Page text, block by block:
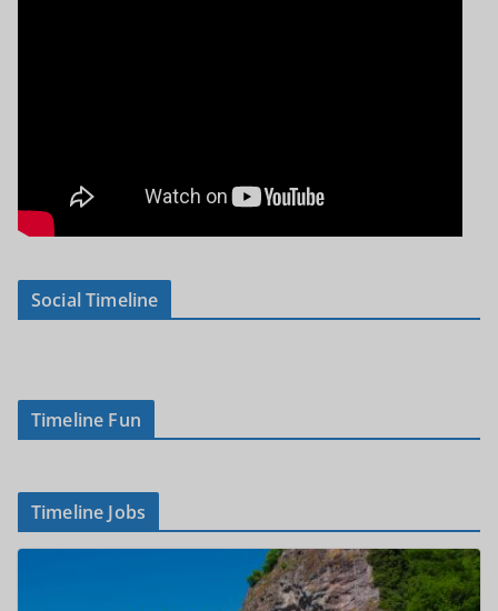
Social Timeline
Timeline Fun
Timeline Jobs